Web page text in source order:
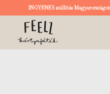
INGYENES szállítás